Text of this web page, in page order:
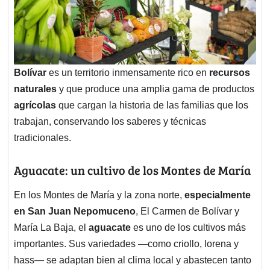
Bolívar es un territorio inmensamente rico en recursos
naturales y que produce una amplia gama de productos
agrícolas que cargan la historia de las familias que los
trabajan, conservando los saberes y técnicas
tradicionales.
Aguacate: un cultivo de los Montes de María
En los Montes de María y la zona norte, especialmente
en San Juan Nepomuceno, El Carmen de Bolívar y
María La Baja, el aguacate es uno de los cultivos más
importantes. Sus variedades —como criollo, lorena y
hass— se adaptan bien al clima local y abastecen tanto